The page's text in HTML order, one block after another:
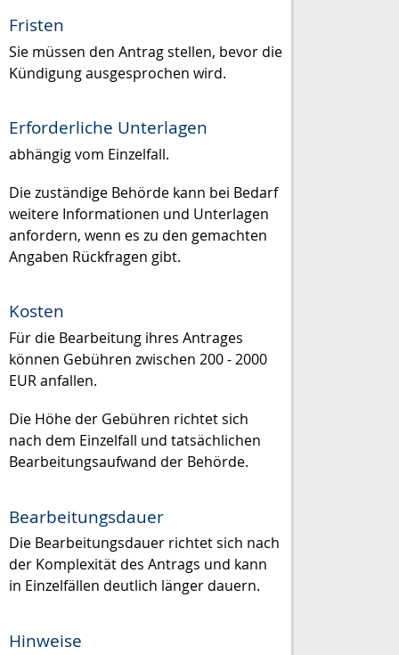
Fristen
Sie müssen den Antrag stellen, bevor die
Kündigung ausgesprochen wird.
Erforderliche Unterlagen
abhängig vom Einzelfall.
Die zuständige Behörde kann bei Bedarf
weitere Informationen und Unterlagen
anfordern, wenn es zu den gemachten
Angaben Rückfragen gibt.
Kosten
Für die Bearbeitung ihres Antrages
können Gebühren zwischen 200 - 2000
EUR anfallen.
Die Höhe der Gebühren richtet sich
nach dem Einzelfall und tatsächlichen
Bearbeitungsaufwand der Behörde.
Bearbeitungsdauer
Die Bearbeitungsdauer richtet sich nach
der Komplexität des Antrags und kann
in Einzelfällen deutlich länger dauern.
Hinweise